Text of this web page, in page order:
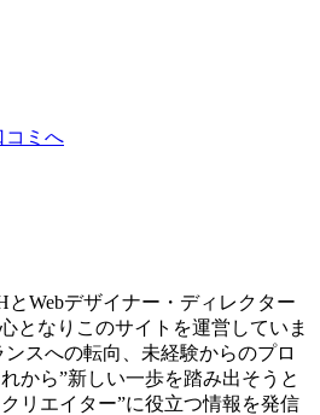
コミへ
とWebデザイナー・ディレクター
となりこのサイトを運営していま
スへの転向、未経験からのプロ
から”新しい一歩を踏み出そうと
リエイター”に役立つ情報を発信